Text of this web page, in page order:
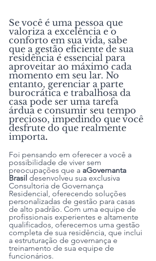
Se você é uma pessoa que
valoriza a excelência e o
conforto em sua vida, sabe
que a gestão eficiente de sua
residência é essencial para
aproveitar ao máximo cada
momento em seu lar. No
entanto, gerenciar a parte
burocrática e trabalhosa da
casa pode ser uma tarefa
árdua e consumir seu tempo
precioso, impedindo que você
desfrute do que realmente
importa.
Foi pensando em oferecer a você a
possibilidade de viver sem
preocupações que a aGovernanta
Brasil desenvolveu sua exclusiva
Consultoria de Governança
Residencial, oferecendo soluções
personalizadas de gestão para casas
de alto padrão. Com uma equipe de
profissionais experientes e altamente
qualificados, oferecemos uma gestão
completa de sua residência, que inclui
a estruturação de governança e
treinamento de sua equipe de
funcionários.